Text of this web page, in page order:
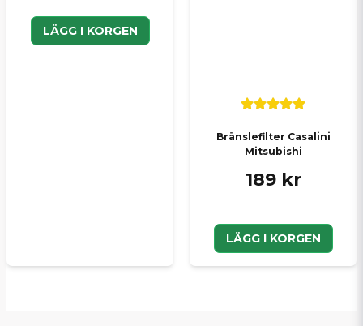
LÄGG I KORGEN
Bränslefilter Casalini
Mitsubishi
189 kr
LÄGG I KORGEN